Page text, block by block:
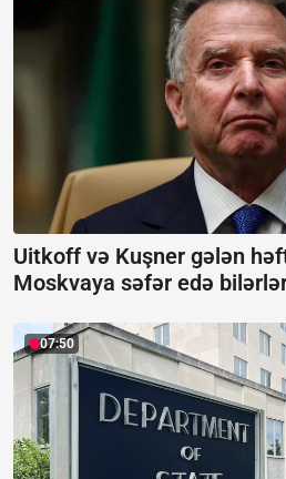
Uitkoff və Kuşner gələn
Moskvaya səfər edə
07:50